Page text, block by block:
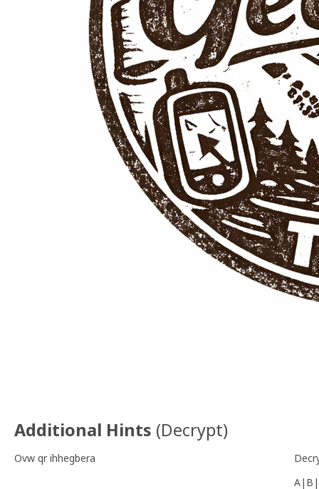
Additional Hints (Decrypt)
Ovw qr ihhegbera